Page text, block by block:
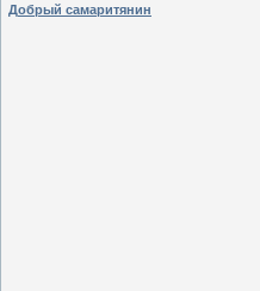
Добрый самаритянин